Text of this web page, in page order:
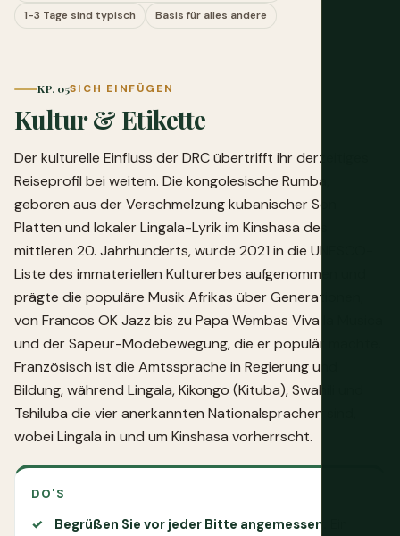
1-3 Tage sind typisch Basis für alles andere
KP. 05SICH EINFÜGEN
Kultur & Etikette
Der kulturelle Einfluss der DRC übertrifft ihr derzeitiges
Reiseprofil bei weitem. Die kongolesische Rumba,
geboren aus der Verschmelzung kubanischer Son-
Platten und lokaler Lingala-Lyrik im Kinshasa des
mittleren 20. Jahrhunderts, wurde 2021 in die UNESCO-
Liste des immateriellen Kulturerbes aufgenommen und
prägte die populäre Musik Afrikas über Generationen,
von Francos OK Jazz bis zu Papa Wembas Viva la Musica
und der Sapeur-Modebewegung, die er populär machte.
Französisch ist die Amtssprache in Regierung und
Bildung, während Lingala, Kikongo (Kituba), Swahili und
Tshiluba die vier anerkannten Nationalsprachen sind,
wobei Lingala in und um Kinshasa vorherrscht.
DO'S
Begrüßen Sie vor jeder Bitte angemessen.